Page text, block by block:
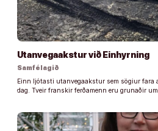
Utanvegaakstur við Einhyrning
Samfélagið
Einn ljótasti utanvegaakstur sem sögiur
dag. Tveir franskir ferðamenn eru grunaðir um